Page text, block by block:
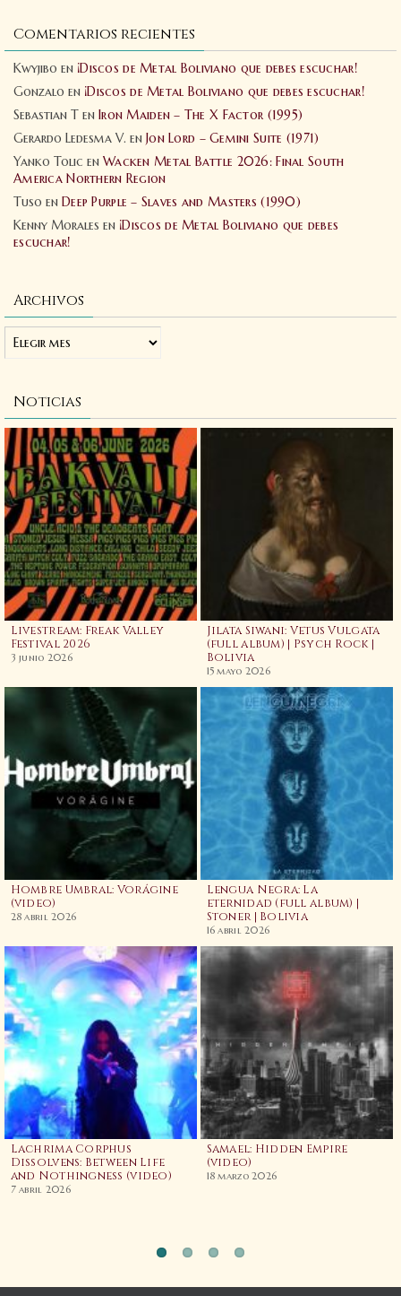
Comentarios recientes
Kwyjibo en ¡Discos de Metal Boliviano que debes escuchar!
Gonzalo en ¡Discos de Metal Boliviano que debes escuchar!
Sebastian T en Iron Maiden – The X Factor (1995)
Gerardo Ledesma V. en Jon Lord – Gemini Suite (1971)
Yanko Tolic en Wacken Metal Battle 2026: Final South
America Northern Region
Tuso en Deep Purple – Slaves and Masters (1990)
Kenny Morales en ¡Discos de Metal Boliviano que debes
escuchar!
Archivos
Noticias
Livestream: Freak Valley
Festival 2026
3 junio 2026
Jilata Siwani: Vetus Vulgata
(full album) | Psych Rock |
Bolivia
15 mayo 2026
Hombre Umbral: Vorágine
(video)
28 abril 2026
Lengua Negra: La
eternidad (full album) |
Stoner | Bolivia
16 abril 2026
Lachrima Corphus
Dissolvens: Between Life
and Nothingness (video)
7 abril 2026
Samael: Hidden Empire
(video)
18 marzo 2026